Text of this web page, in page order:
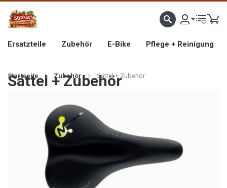
IMPORTEUR VON HOCHWERTIGEN FAHRRAD- UND MOFAERSATZTEILEN SEIT 1993
Ersatzteile Zubehör E-Bike Pflege + Reinigung
Startseite Zubehör Sättel + Zubehör
Sättel + Zubehör